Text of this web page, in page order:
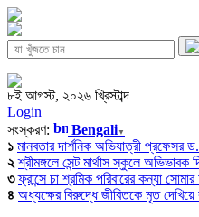
৮ই আগস্ট, ২০২৬ খ্রিস্টাব্দ
Login
সংস্করণ:
Bengali▼
১ মানবতার দার্শনিক অভিযাত্রী প্রফেসর
২ শ্রীমঙ্গলে সেন্ট মার্থাস স্কুলে
৩ ফ্রান্সে চা শ্রমিক পরিবারের কন্যা
৪ অধ্যক্ষের বিরুদ্ধে জীবিতকে মৃত